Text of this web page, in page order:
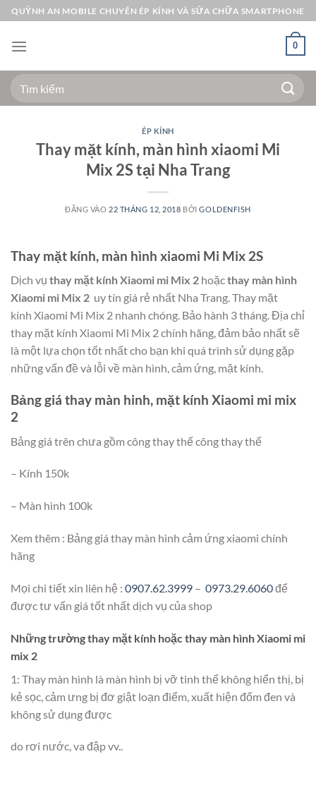
Bỏ
qua
nội
QUỲNH AN MOBILE CHUYÊN ÉP KÍNH VÀ SỬA CHỮA SMARTPHONE
0
Tìm
kiếm:
ÉP KÍNH
Thay mặt kính, màn hình xiaomi Mi
Mix 2S tại Nha Trang
ĐĂNG VÀO 22 THÁNG 12, 2018 BỞIGOLDENFISH
Thay mặt kính, màn hình xiaomi Mi Mix 2S
Dịch vụ thay mặt kính Xiaomi mi Mix 2 hoặcthay màn hình
Xiaomi mi Mix 2 uy tín giá rẻ nhất Nha Trang. Thay mặt
kính Xiaomi Mi Mix 2 nhanh chóng. Bảo hành 3 tháng. Địa chỉ
thay mặt kính Xiaomi Mi Mix 2 chính hãng, đảm bảo nhất sẽ
là một lựa chọn tốt nhất cho bạn khi quá trình sử dụng gặp
những vấn đề và lỗi về màn hình, cảm ứng, mặt kính.
Bảng giá thay màn hinh, mặt kính Xiaomi mi mix
2
Bảng giá trên chưa gồm công thay thế công thay thế
– Kính 150k
– Màn hình 100k
Xem thêm : Bảng giá thay màn hình cảm ứng xiaomi chính
hãng
Mọi chi tiết xin liên hệ : 0907.62.3999 – 0973.29.6060để
được tư vấn giá tốt nhất dịch vụ của shop
Những trường thay mặt kính hoặc thay màn hình Xiaomi mi
mix 2
1: Thay màn hình là màn hình bị vỡ tinh thể không hiển thị, bị
kẻ sọc, cảm ưng bị đơ giật loạn điểm, xuất hiện đốm đen và
không sử dụng được
do rơi nước, va đập vv..